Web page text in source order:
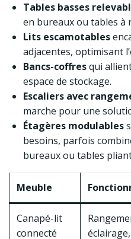
Tables basses
en bureaux ou tables à
Lits escamotables
adjacentes, optimisant
Bancs-coffresqui
espace de stockage.
Escaliers avec
marche pour une
Étagères modulables
besoins, parfois
bureaux ou tables
Meuble
Canapé-lit
connecté